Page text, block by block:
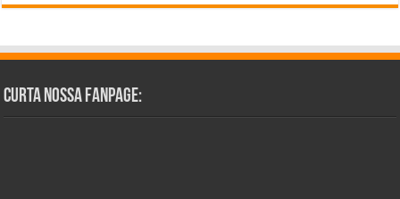
Curta Nossa Fanpage: